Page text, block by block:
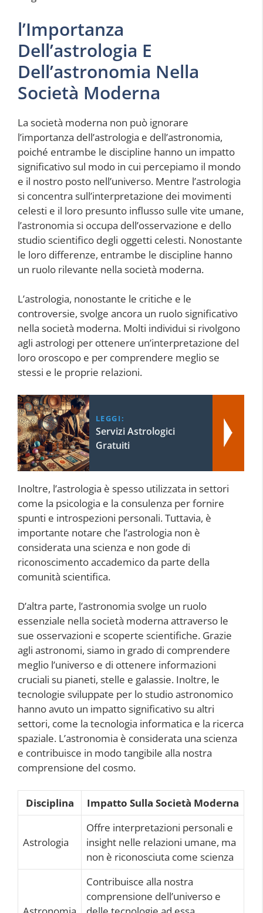
l’Importanza
Dell’astrologia E
Dell’astronomia Nella
Società Moderna
La società moderna non può ignorare
l’importanza dell’astrologia e dell’astronomia,
poiché entrambe le discipline hanno un impatto
significativo sul modo in cui percepiamo il mondo
e il nostro posto nell’universo. Mentre l’astrologia
si concentra sull’interpretazione dei movimenti
celesti e il loro presunto influsso sulle vite umane,
l’astronomia si occupa dell’osservazione e dello
studio scientifico degli oggetti celesti. Nonostante
le loro differenze, entrambe le discipline hanno
un ruolo rilevante nella società moderna.
L’astrologia, nonostante le critiche e le
controversie, svolge ancora un ruolo significativo
nella società moderna. Molti individui si rivolgono
agli astrologi per ottenere un’interpretazione del
loro oroscopo e per comprendere meglio se
stessi e le proprie relazioni.
LEGGI:
Servizi Astrologici
Gratuiti
Inoltre, l’astrologia è spesso utilizzata in settori
come la psicologia e la consulenza per fornire
spunti e introspezioni personali. Tuttavia, è
importante notare che l’astrologia non è
considerata una scienza e non gode di
riconoscimento accademico da parte della
comunità scientifica.
D’altra parte, l’astronomia svolge un ruolo
essenziale nella società moderna attraverso le
sue osservazioni e scoperte scientifiche. Grazie
agli astronomi, siamo in grado di comprendere
meglio l’universo e di ottenere informazioni
cruciali su pianeti, stelle e galassie. Inoltre, le
tecnologie sviluppate per lo studio astronomico
hanno avuto un impatto significativo su altri
settori, come la tecnologia informatica e la ricerca
spaziale. L’astronomia è considerata una scienza
e contribuisce in modo tangibile alla nostra
comprensione del cosmo.
Disciplina Impatto Sulla Società Moderna
Astrologia
Offre interpretazioni personali e
insight nelle relazioni umane, ma
non è riconosciuta come scienza
Contribuisce alla nostra
comprensione dell’universo e